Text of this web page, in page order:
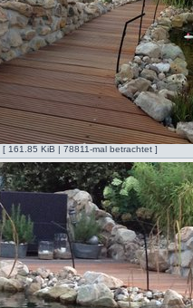
[ 161.85 KiB | 78811-mal betrachtet ]